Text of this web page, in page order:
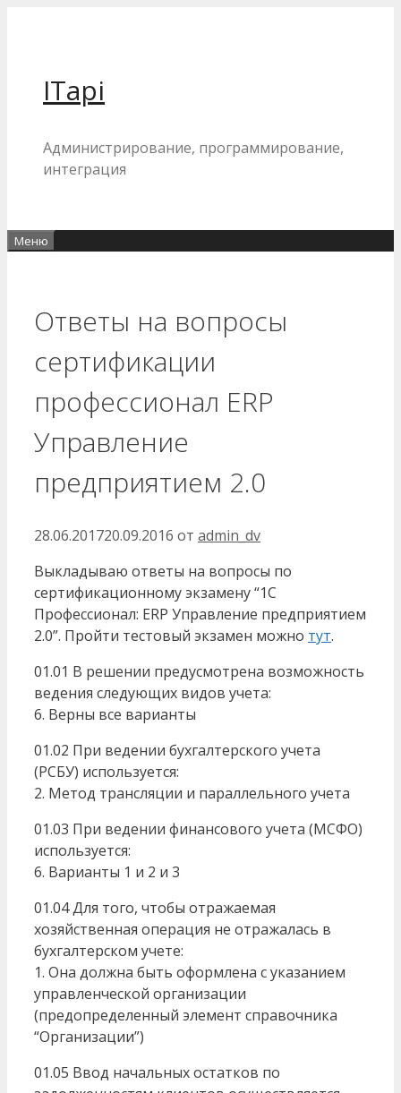
ITapi
Администрирование, программирование,
интеграция
Меню
Ответы на вопросы
сертификации
профессионал ERP
Управление
предприятием 2.0
28.06.201720.09.2016 от admin_dv
Выкладываю ответы на вопросы по
сертификационному экзамену “1С
Профессионал: ERP Управление предприятием
2.0”. Пройти тестовый экзамен можно тут.
01.01 В решении предусмотрена возможность
ведения следующих видов учета:
6. Верны все варианты
01.02 При ведении бухгалтерского учета
(РСБУ) используется:
2. Метод трансляции и параллельного учета
01.03 При ведении финансового учета (МСФО)
используется:
6. Варианты 1 и 2 и 3
01.04 Для того, чтобы отражаемая
хозяйственная операция не отражалась в
бухгалтерском учете:
1. Она должна быть оформлена с указанием
управленческой организации
(предопределенный элемент справочника
“Организации”)
01.05 Ввод начальных остатков по